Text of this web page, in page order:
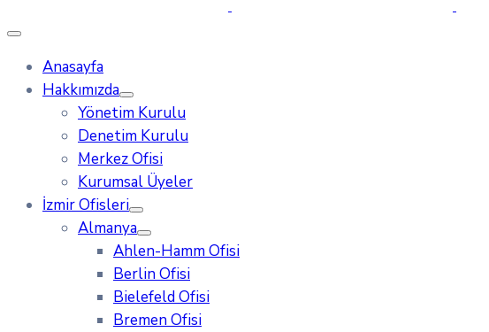
Anasayfa
Hakkımızda
Yönetim Kurulu
Denetim Kurulu
Merkez Ofisi
Kurumsal Üyeler
İzmir Ofisleri
Almanya
Ahlen-Hamm Ofisi
Berlin Ofisi
Bielefeld Ofisi
Bremen Ofisi